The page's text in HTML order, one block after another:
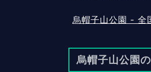
烏帽子山公園 - 全
烏帽子山公園